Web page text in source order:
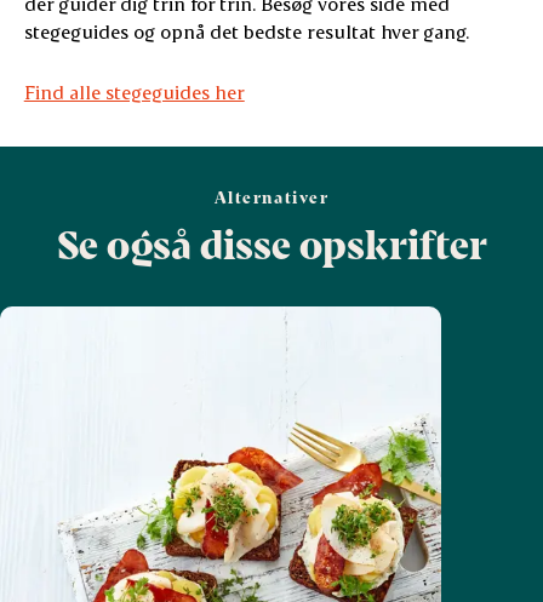
stegeguides og opnå det bedste resultat hver gang.
Find alle stegeguides her
Alternativer
Se også disse opskrifter